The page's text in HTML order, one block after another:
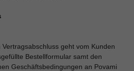
geht vom Kunden
Bestellformular samt den
Geschäftsbedingungen an Povami